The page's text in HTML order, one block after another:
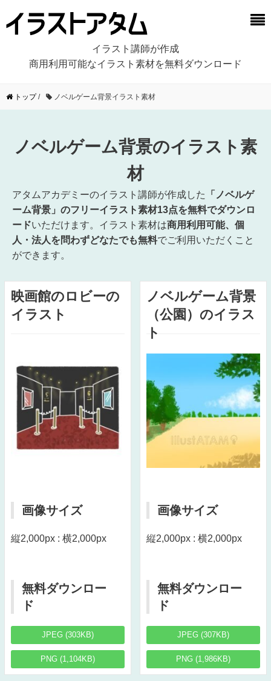
イラスト講師が作成
商用利用可能なイラスト素材を無料ダウンロード
トップ/ ノベルゲーム背景イラスト素材
ノベルゲーム背景のイラスト素
材
アタムアカデミーのイラスト講師が作成した
「ノベルゲ
ーム背景」のフリーイラスト素材13点を無料でダウンロ
ードいただけます。イラスト素材は商用利用可能、個
人・法人を問わずどなたでも無料でご利用いただくこと
ができます。
映画館のロビーの
イラスト
画像サイズ
縦2,000px : 横2,000px
無料ダウンロー
ド
JPEG (303KB)
PNG (1,104KB)
ノベルゲーム背景
（公園）のイラス
ト
画像サイズ
縦2,000px : 横2,000px
無料ダウンロー
ド
JPEG (307KB)
PNG (1,986KB)